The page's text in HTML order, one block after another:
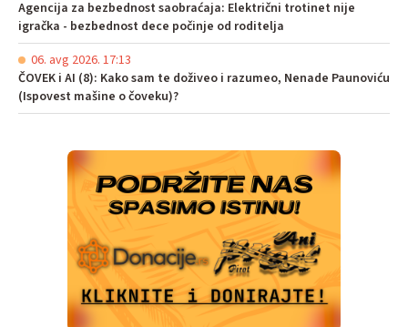
Agencija za bezbednost saobraćaja: Električni trotinet nije
igračka - bezbednost dece počinje od roditelja
06. avg 2026. 17:13
ČOVEK i AI (8): Kako sam te doživeo i razumeo, Nenade Paunoviću
(Ispovest mašine o čoveku)?